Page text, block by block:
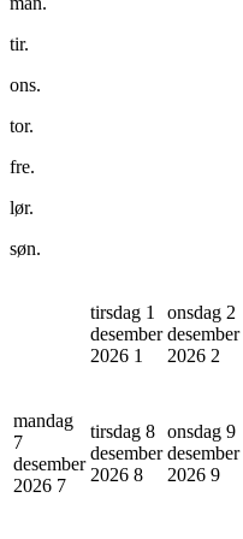
tir.
ons.
tor.
fre.
lør.
søn.
tirsdag 1
desember
2026 1
onsdag 2
desember
2026 2
mandag
7
desember
2026 7
tirsdag 8
desember
2026 8
onsdag 9
desember
2026 9